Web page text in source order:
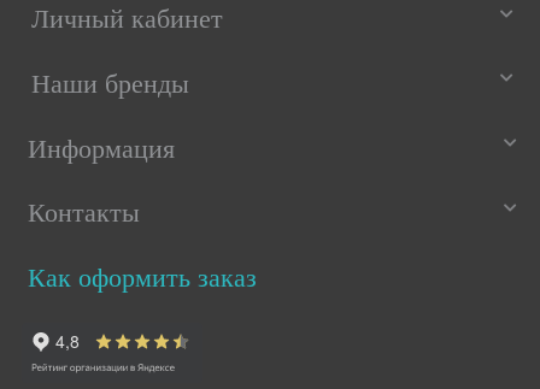
Личный кабинет
Наши бренды
Информация
Контакты
Как оформить заказ